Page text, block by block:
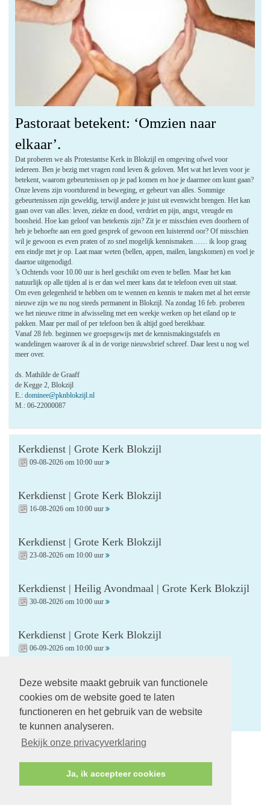
Deze website maakt gebruik van functionele
cookies om de website goed te laten
functioneren en het gebruik van de website
te kunnen analyseren.
Bekijk onze privacyverklaring
Ja, ik accepteer cookies
Pastoraat betekent: ‘Omzien naar
elkaar’.
Dat proberen we als Protestantse Kerk in Blokzijl en omgeving ofwel voor
iedereen. Ben je bezig met vragen rond leven & geloven. Met wat het leven voor je
betekent, waarom gebeurtenissen op je pad komen en hoe je daarmee om kunt gaan?
Onze levens zijn voortdurend in beweging, er gebeurt van alles. Sommige
gebeurtenissen zijn geweldig, terwijl andere je juist uit evenwicht brengen. Het kan
gaan over van alles: leven, ziekte en dood, verdriet en pijn, angst, vreugde en
boosheid. Hoe kan geloof van betekenis zijn? Zit je er misschien even doorheen of
heb je behoefte aan een goed gesprek of gewoon een luisterend oor? Of misschien
wil je gewoon es even praten of zo snel mogelijk kennismaken…… ik loop graag
een eindje met je op. Laat maar weten (bellen, appen, mailen, langskomen) en voel je
daartoe uitgenodigd.
’s Ochtends voor 10.00 uur is heel geschikt om even te bellen. Maar het kan
natuurlijk op alle tijden al is er dan wel meer kans dat te telefoon even uit staat.
Om even gelegenheid te hebben om te wennen en kennis te maken met al het eerste
nieuwe zijn we nu nog steeds permanent in Blokzijl. Na zondag 16 feb. proberen
we het nieuwe ritme in afwisseling met een weekje werken op het eiland op te
pakken. Maar per mail of per telefoon ben ik altijd goed bereikbaar.
Vanaf 28 feb. beginnen we groepsgewijs met de kennismakingstafels en
wandelingen waarover ik al in de vorige nieuwsbrief schreef. Daar leest u nog wel
meer over.
ds. Mathilde de Graaff
de Kegge 2, Blokzijl
E.:dominee@pknblokzijl.nl
M.: 06-22000087
Kerkdienst | Grote Kerk Blokzijl
09-08-2026 om 10:00 uur
Kerkdienst | Grote Kerk Blokzijl
16-08-2026 om 10:00 uur
Kerkdienst | Grote Kerk Blokzijl
23-08-2026 om 10:00 uur
Kerkdienst | Heilig Avondmaal | Grote Kerk Blokzijl
30-08-2026 om 10:00 uur
Kerkdienst | Grote Kerk Blokzijl
06-09-2026 om 10:00 uur
Kerkdienst | Startzondag | Grote Kerk Blokzijl
13-09-2026 om 10:00 uur